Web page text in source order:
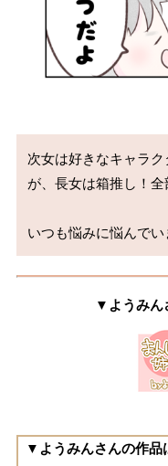
次女は好きなキャラ
が、長女は箱推し！
いつも悩みに悩んでい
▼ようみん
▼ようみんさんの作品